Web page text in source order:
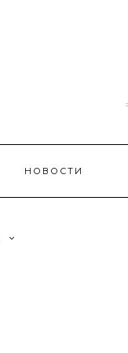
НОВОСТИ